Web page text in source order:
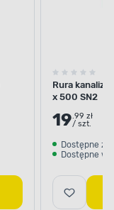
Rura
x 500 SN2
19.99 zł
/ szt.
Dostępne z
Dostępne w